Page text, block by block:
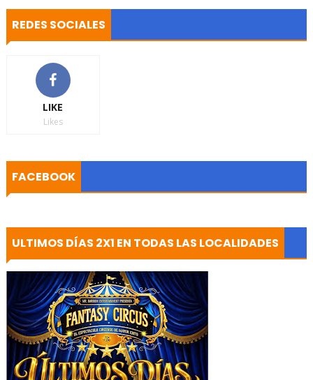
REDES SOCIALES
LIKE
Likes
FACEBOOK
ULTIMOS DÍAS 2X1 EN TODAS LAS LOCALIDADES